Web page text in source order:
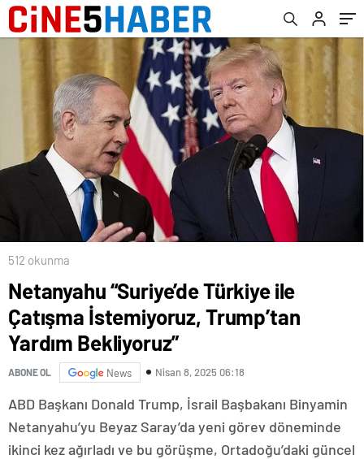
512 okunma
Netanyahu “Suriye’de Türkiye ile
Çatışma İstemiyoruz, Trump’tan
Yardım Bekliyoruz”
ABONE OL News Nisan 8, 2025 06:18
ABD Başkanı Donald Trump, İsrail Başbakanı Binyamin
Netanyahu’yu Beyaz Saray’da yeni görev döneminde
ikinci kez ağırladı ve bu görüşme, Ortadoğu’daki güncel